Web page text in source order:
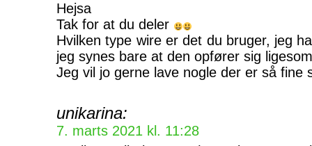
Hejsa
Tak for at du deler
Hvilken type wire er det du bruger, jeg
jeg synes bare at den opfører sig
Jeg vil jo gerne lave nogle der er så fine
unikarina:
7. marts 2021 kl. 11:28